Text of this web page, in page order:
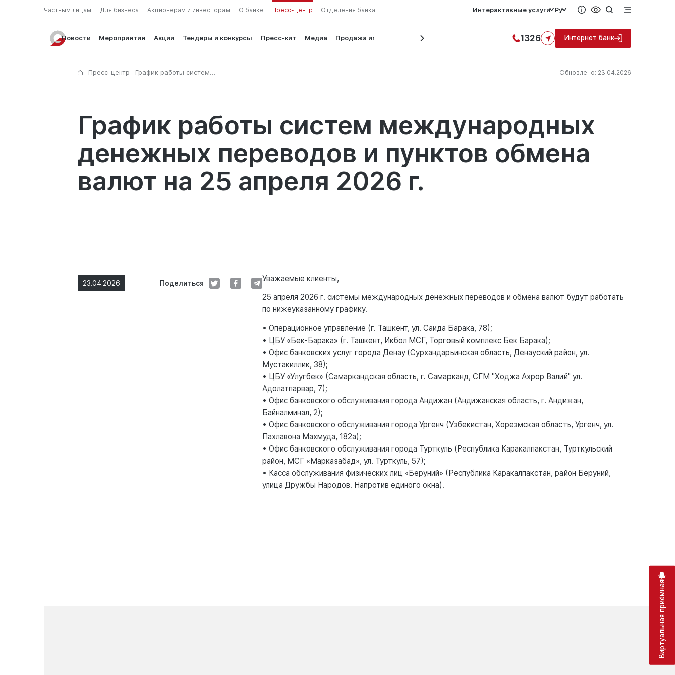
Частным лицам Для бизнеса Акционерам и инвесторам О банке Пресс-центр Отделения банка Интерактивные услуги Ру
Новости Мероприятия Акции Тендеры и конкурсы Пресс-кит Медиа Продажа имущества 1326 Интернет банк
Пресс-центр
График работы систем
Обновлено: 23.04.2026
График работы систем международных
денежных переводов и пунктов обмена
валют на 25 апреля 2026 г.
23.04.2026 Поделиться
Уважаемые клиенты,
25 апреля 2026 г. системы международных денежных переводов и обмена валют будут работать
по нижеуказанному графику.
• Операционное управление (г. Ташкент, ул. Саида Барака, 78);
• ЦБУ «Бек-Барака» (г. Ташкент, Икбол МСГ, Торговый комплекс Бек Барака);
• Офис банковских услуг города Денау (Сурхандарьинская область, Денауский район, ул.
Мустакиллик, 38);
• ЦБУ «Улугбек» (Самаркандская область, г. Самарканд, СГМ "Ходжа Ахрор Валий" ул.
Адолатпарвар, 7);
• Офис банковского обслуживания города Андижан (Андижанская область, г. Андижан,
Байналминал, 2);
• Офис банковского обслуживания города Ургенч (Узбекистан, Хорезмская область, Ургенч, ул.
Пахлавона Махмуда, 182а);
• Офис банковского обслуживания города Турткуль (Республика Каракалпакстан, Турткульский
район, МСГ «Марказабад», ул. Турткуль, 57);
• Касса обслуживания физических лиц «Беруний» (Республика Каракалпакстан, район Беруний,
улица Дружбы Народов. Напротив единого окна).
Виртуальная приёмная